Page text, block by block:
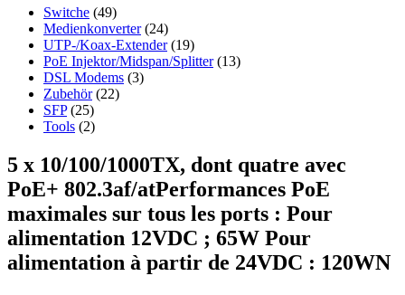
Switche (49)
Medienkonverter (24)
UTP-/Koax-Extender (19)
PoE Injektor/Midspan/Splitter (13)
DSL Modems (3)
Zubehör (22)
SFP (25)
Tools (2)
5 x 10/100/1000TX, dont quatre avec
PoE+ 802.3af/atPerformances PoE
maximales sur tous les ports : Pour
alimentation 12VDC ; 65W Pour
alimentation à partir de 24VDC : 120WN